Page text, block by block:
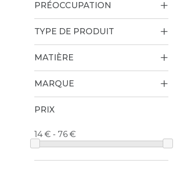
PRÉOCCUPATION
TYPE DE PRODUIT
MATIÈRE
MARQUE
PRIX
14 € - 76